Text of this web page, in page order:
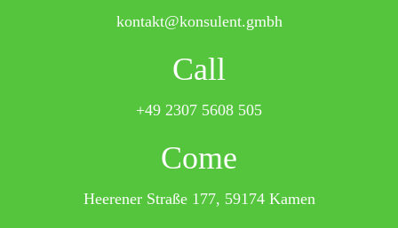
kontakt@konsulent.gmbh
Call
+49 2307 5608 505
Come
Heerener Straße 177, 59174 Kamen